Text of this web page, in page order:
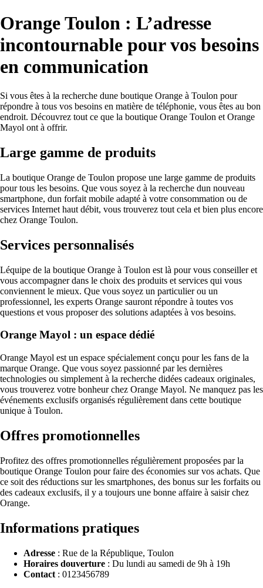
Orange Toulon : L’adresse
incontournable pour vos besoins
en communication
Si vous êtes à la recherche dune boutique Orange à Toulon pour
répondre à tous vos besoins en matière de téléphonie, vous êtes au bon
endroit. Découvrez tout ce que la boutique Orange Toulon et Orange
Mayol ont à offrir.
Large gamme de produits
La boutique Orange de Toulon propose une large gamme de produits
pour tous les besoins. Que vous soyez à la recherche dun nouveau
smartphone, dun forfait mobile adapté à votre consommation ou de
services Internet haut débit, vous trouverez tout cela et bien plus encore
chez Orange Toulon.
Services personnalisés
Léquipe de la boutique Orange à Toulon est là pour vous conseiller et
vous accompagner dans le choix des produits et services qui vous
conviennent le mieux. Que vous soyez un particulier ou un
professionnel, les experts Orange sauront répondre à toutes vos
questions et vous proposer des solutions adaptées à vos besoins.
Orange Mayol : un espace dédié
Orange Mayol est un espace spécialement conçu pour les fans de la
marque Orange. Que vous soyez passionné par les dernières
technologies ou simplement à la recherche didées cadeaux originales,
vous trouverez votre bonheur chez Orange Mayol. Ne manquez pas les
événements exclusifs organisés régulièrement dans cette boutique
unique à Toulon.
Offres promotionnelles
Profitez des offres promotionnelles régulièrement proposées par la
boutique Orange Toulon pour faire des économies sur vos achats. Que
ce soit des réductions sur les smartphones, des bonus sur les forfaits ou
des cadeaux exclusifs, il y a toujours une bonne affaire à saisir chez
Orange.
Informations pratiques
Adresse : Rue de la République, Toulon
Horaires douverture : Du lundi au samedi de 9h à 19h
Contact : 0123456789